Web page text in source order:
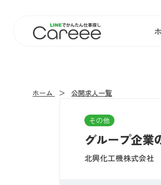
ホーム 公開求人一覧
その他
グループ企業
北興化工機株式会社